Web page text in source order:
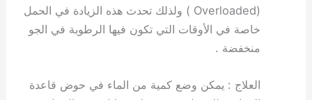
(Overloaded ) ولذلك تحدث هذه الزيادة في الحمل
خاصة في الأوقات التي تكون فيها الرطوبة في الجو
منخفضة .
العلاج : يمكن وضع كمية من الماء في حوض قاعدة